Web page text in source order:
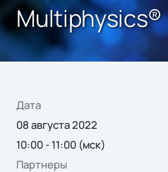
Multiphysics®
Дата
08 августа 2022
10:00 - 11:00 (мск)
Партнеры